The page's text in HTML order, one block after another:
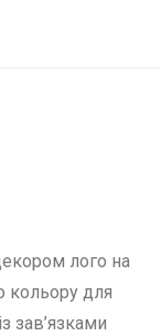
лого на
кольору для
зав’язками